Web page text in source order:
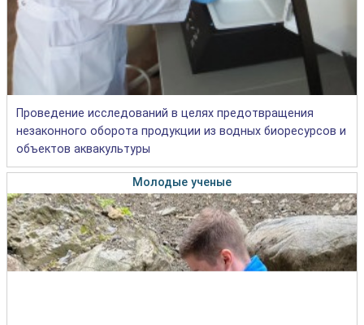
Проведение исследований в целях предотвращения
незаконного оборота продукции из водных биоресурсов и
объектов аквакультуры
Молодые ученые